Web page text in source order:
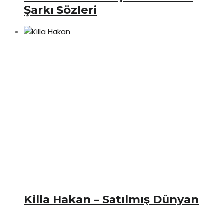
Şarkı Sözleri
Killa Hakan – Satılmış Dünyan